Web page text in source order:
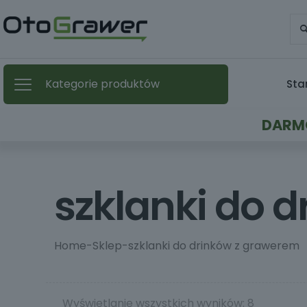
Kategorie produktów
szklanki do
Home-Sklep-szklanki do drinków z grawerem
Wyświetlanie wszystkich wyników: 8